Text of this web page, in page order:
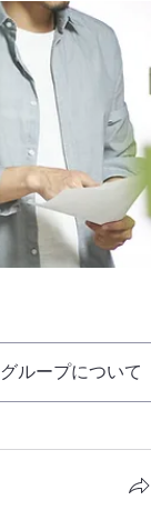
グループについて